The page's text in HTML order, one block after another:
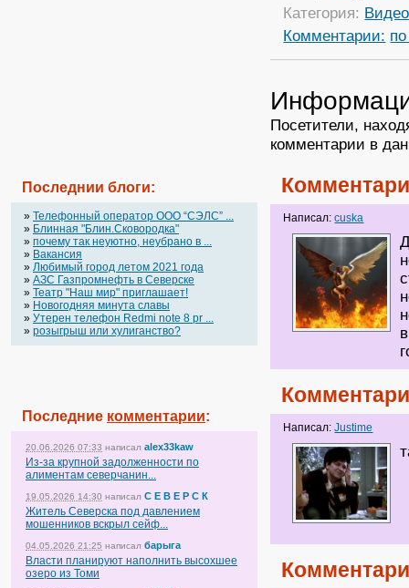
Последнии блоги:
» Телефонный оператор OOO “СЭЛС” ...
» Блинная "Блин.Сковородка"
» почему так неуютно, неубрано в ...
» Вакансия
» Любимый город летом 2021 года
» АЗС Газпромнефть в Северске
» Театр "Наш мир" приглашает!
» Новогодняя минута славы
» Утерен телефон Redmi note 8 pr ...
» розыгрыш или хулиганство?
Последние комментарии:
20.06.2026 07:33 написал alex33kaw
Из-за крупной задолженности по
алиментам северчанин...
19.05.2026 14:30 написал С Е В Е Р С К
Житель Северска под давлением
мошенников вскрыл сейф...
04.05.2026 21:25 написал барыга
Власти планируют наполнить высохшее
озеро из Томи
Категория: Видео
Комментарии:
Посетители,
комментарии в
Написал:cuska
Написал:Justime